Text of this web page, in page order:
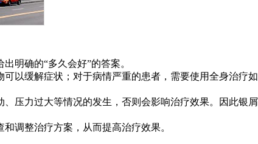
明确的“多久会好”的答案。
以缓解症状；对于病情严重的患者，需要使用全身治疗如
压力过大等情况的发生，否则会影响治疗效果。因此银屑
调整治疗方案，从而提高治疗效果。